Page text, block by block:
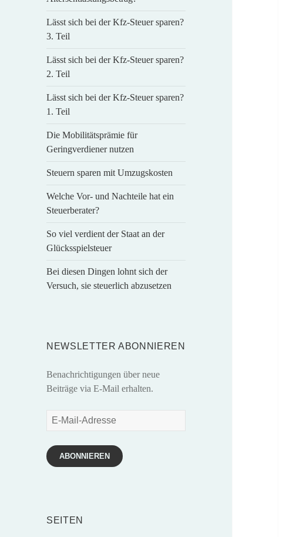
Lässt sich bei der Kfz-Steuer sparen?
3. Teil
Lässt sich bei der Kfz-Steuer sparen?
2. Teil
Lässt sich bei der Kfz-Steuer sparen?
1. Teil
Die Mobilitätsprämie für
Geringverdiener nutzen
Steuern sparen mit Umzugskosten
Welche Vor- und Nachteile hat ein
Steuerberater?
So viel verdient der Staat an der
Glücksspielsteuer
Bei diesen Dingen lohnt sich der
Versuch, sie steuerlich abzusetzen
NEWSLETTER ABONNIEREN
Benachrichtigungen über neue
Beiträge via E-Mail erhalten.
E-
Adresse
ABONNIEREN
SEITEN